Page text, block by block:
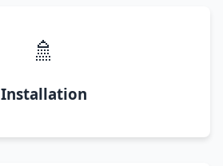
🚿
Installation